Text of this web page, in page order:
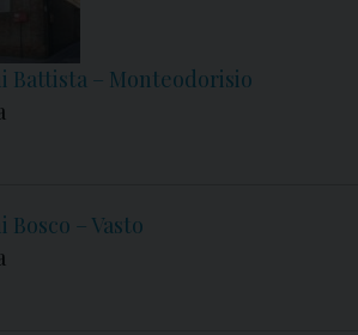
Battista – Monteodorisio
Bosco – Vasto